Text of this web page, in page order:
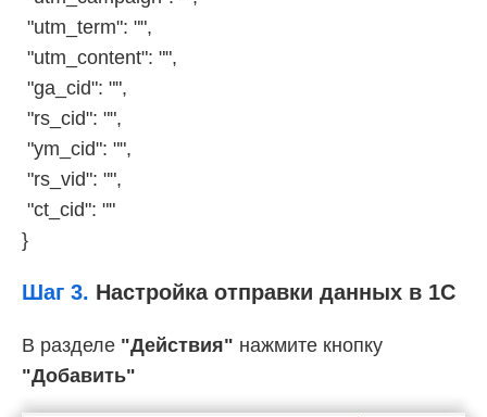
"utm_term": "",
"utm_content": "",
"ga_cid": "",
"rs_cid": "",
"ym_cid": "",
"rs_vid": "",
"ct_cid": ""
}
Шаг 3. Настройка отправки данных в 1С
В разделе "Действия" нажмите кнопку
"Добавить"